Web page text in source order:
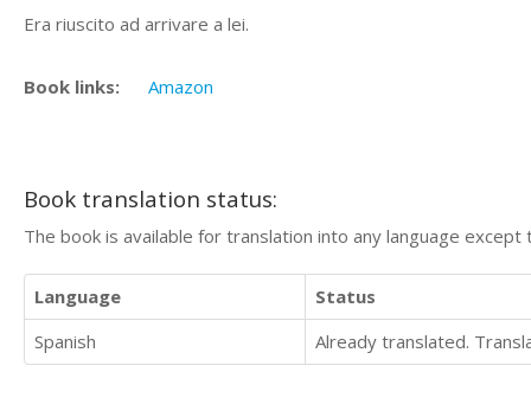
Era riuscito ad arrivare a lei.
Book links: Amazon
Book translation status:
The book is available for translation into any language
Language
Status
Spanish
Already translated.